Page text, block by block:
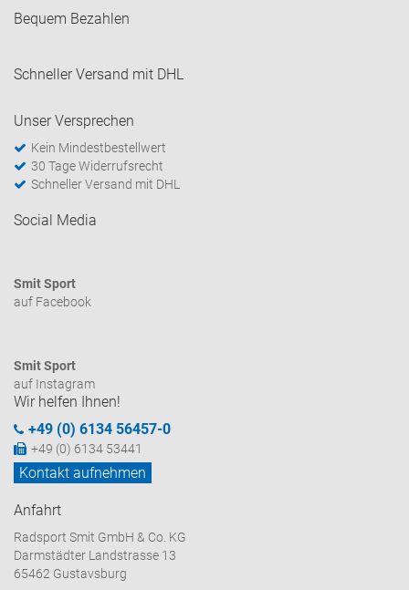
Bequem Bezahlen
Schneller Versand mit DHL
Unser Versprechen
Kein Mindestbestellwert
30 Tage Widerrufsrecht
Schneller Versand mit DHL
Social Media
Smit Sport
auf Facebook
Smit Sport
auf Instagram
Wir helfen Ihnen!
+49 (0) 6134 56457-0
+49 (0) 6134 53441
Kontakt aufnehmen
Anfahrt
Radsport Smit GmbH & Co. KG
Darmstädter Landstrasse 13
65462 Gustavsburg